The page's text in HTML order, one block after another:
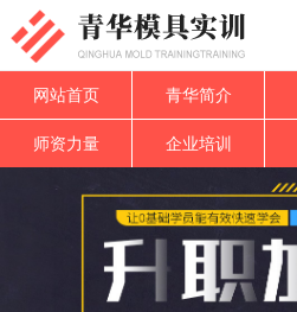
网站首页 青华简介
师资力量 企业培训